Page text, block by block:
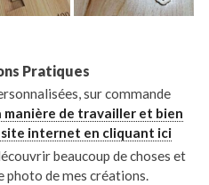
Pratiques
sur commande
manière de travailler et bien
site internet en cliquant ici
beaucoup de choses et
photo de mes créations.